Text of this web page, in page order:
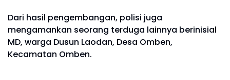
Dari hasil pengembangan, polisi juga
mengamankan seorang terduga lainnya berinisial
MD, warga Dusun Laodan, Desa Omben,
Kecamatan Omben.